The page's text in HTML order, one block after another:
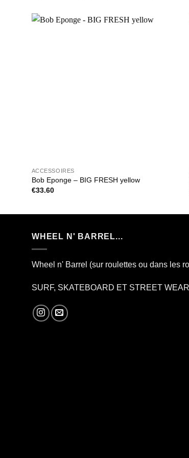
ACCESSOIRES
Bob Eponge – BIG FRESH yellow
€33.60
WHEEL N' BARREL...
Wheel n' Barrel (sur roulettes ou dans les
SURF, SKATEBOARD ET STREET